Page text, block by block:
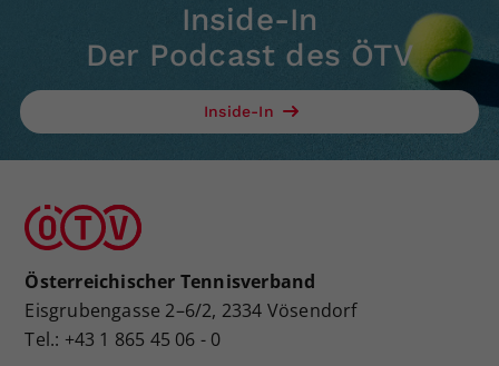
Inside-In
Der Podcast des ÖTV
Inside-In
Österreichischer Tennisverband
Eisgrubengasse 2–6/2, 2334 Vösendorf
Tel.: +43 1 865 45 06 - 0